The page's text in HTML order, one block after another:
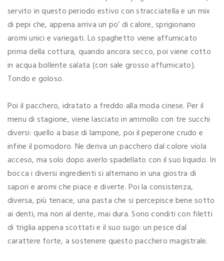
servito in questo periodo estivo con stracciatella e un mix
di pepi che, appena arriva un po’ di calore, sprigionano
aromi unici e variegati. Lo spaghetto viene affumicato
prima della cottura, quando ancora secco, poi viene cotto
in acqua bollente salata (con sale grosso affumicato).
Tondo e goloso.
Poi il pacchero, idratato a freddo alla moda cinese. Per il
menu di stagione, viene lasciato in ammollo con tre succhi
diversi: quello a base di lampone, poi il peperone crudo e
infine il pomodoro. Ne deriva un pacchero dal colore viola
acceso, ma solo dopo averlo spadellato con il suo liquido. In
bocca i diversi ingredienti si alternano in una giostra di
sapori e aromi che piace e diverte. Poi la consistenza,
diversa, più tenace, una pasta che si percepisce bene sotto
ai denti, ma non al dente, mai dura. Sono conditi con filetti
di triglia appena scottati e il suo sugo: un pesce dal
carattere forte, a sostenere questo pacchero magistrale.